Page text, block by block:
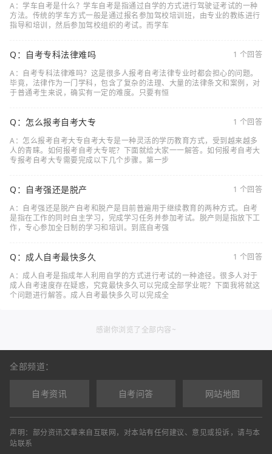
A：学车自考是什么？学车自考是指通过自学的方式进行驾驶证考试的一种
方法。传统的学车方式一般是通过报名参加驾校培训班，由专业的教练进行
指导和培训，然后参加驾校组织的考试。而学车
Q：自考专科法律难吗
1 个回答
A：自考专科法律难吗？这是很多人报考自考法律专业时都会担心的问题。
毕竟，法律作为一门学科，包含了复杂的法理、大量的法律条文和案例，对
于普通考生来说，确实有一定的难度。只要有恒
Q：怎么报考自考大专
1 个回答
A：怎么报考自考大专自考大专是一种灵活的学历教育方式，受到越来越多
人的青睐。如何报考自考大专呢？下面就给大家一一解答。如何报考自考大
专报考自考大专需要完成以下几个步骤。第一步
Q：自考强还是脱产
1 个回答
A：自考强还是脱产自考和脱产是目前普遍用于继续教育的两种方式。自考
是指在工作的同时自主学习，完成学习任务并参加考试。脱产则是指放下工
作，专心参加全日制的学习和培训。到底自考强
Q：成人自考最快多久
1 个回答
A：成人自考是指成年人利用自学的方式进行考试的一种途径。很多人对于
成人自考速度存在疑惑，究竟最快多久可以完成全部学业呢？下面我将就这
个问题进行解答。成人自考最快多久可以完成全
感谢你浏览了全部内容~
全部频道：
自考资讯 自考问答 网站地图
声明：部分资讯文章来自互联网，对本站有任何建议、意见或投诉，请与本
站联系